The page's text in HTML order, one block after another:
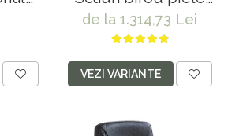
naturala 5600
de la 1.314,73 Lei
VEZI VARIANTE